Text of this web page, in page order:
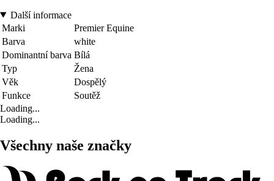
Další informace
Marki
Premier Equine
Barva
white
Dominantní barva Bílá
Typ
Žena
Věk
Dospělý
Funkce
Soutěž
Loading...
Loading...
Všechny naše značky